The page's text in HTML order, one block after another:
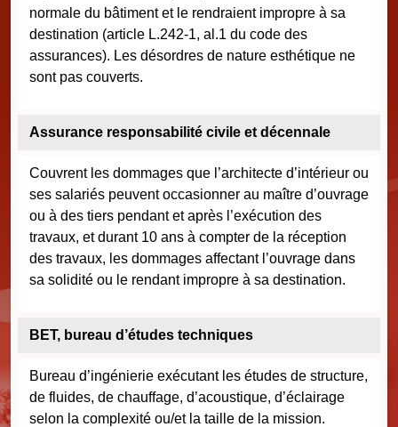
normale du bâtiment et le rendraient impropre à sa
destination (article L.242-1, al.1 du code des
assurances). Les désordres de nature esthétique ne
sont pas couverts.
Assurance responsabilité civile et décennale
Couvrent les dommages que l’architecte d’intérieur ou
ses salariés peuvent occasionner au maître d’ouvrage
ou à des tiers pendant et après l’exécution des
travaux, et durant 10 ans à compter de la réception
des travaux, les dommages affectant l’ouvrage dans
sa solidité ou le rendant impropre à sa destination.
BET, bureau d’études techniques
Bureau d’ingénierie exécutant les études de structure,
de fluides, de chauffage, d’acoustique, d’éclairage
selon la complexité ou/et la taille de la mission.